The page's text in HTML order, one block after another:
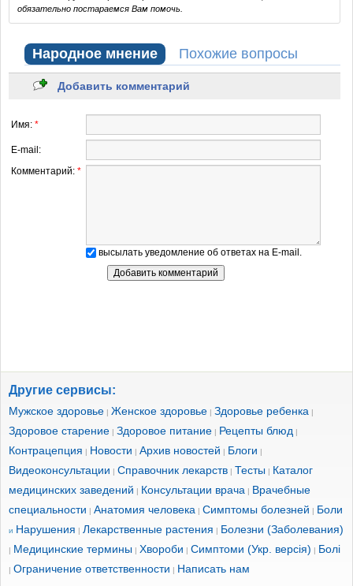
обязательно постараемся Вам помочь.
Народное мнение Похожие вопросы
Добавить комментарий
Имя: *
E-mail:
Комментарий: *
высылать уведомление об ответах на E-mail.
Другие сервисы:
Мужское здоровье | Женское здоровье | Здоровье ребенка |
Здоровое старение | Здоровое питание | Рецепты блюд |
Контрацепция | Новости | Архив новостей | Блоги |
Видеоконсультации | Справочник лекарств | Тесты | Каталог
медицинских заведений | Консультации врача | Врачебные
специальности | Анатомия человека | Симптомы болезней | Боли
и Нарушения | Лекарственные растения | Болезни (Заболевания)
| Медицинские термины | Хвороби | Симптоми (Укр. версія) | Болі
| Ограничение ответственности | Написать нам